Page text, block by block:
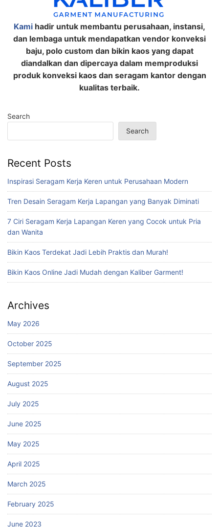
Kami hadir untuk membantu perusahaan, instansi,
dan lembaga untuk mendapatkan vendor konveksi
baju, polo custom dan bikin kaos yang dapat
diandalkan dan dipercaya dalam memproduksi
produk konveksi kaos dan seragam kantor dengan
kualitas terbaik.
Search
Search
Recent Posts
Inspirasi Seragam Kerja Keren untuk Perusahaan Modern
Tren Desain Seragam Kerja Lapangan yang Banyak Diminati
7 Ciri Seragam Kerja Lapangan Keren yang Cocok untuk Pria
dan Wanita
Bikin Kaos Terdekat Jadi Lebih Praktis dan Murah!
Bikin Kaos Online Jadi Mudah dengan Kaliber Garment!
Archives
May 2026
October 2025
September 2025
August 2025
July 2025
June 2025
May 2025
April 2025
March 2025
February 2025
June 2023